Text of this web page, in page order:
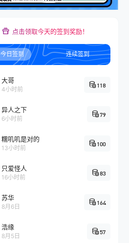
点击领取今天的签到奖励！
今日签到 连续签到
大哥
4小时前
118
异人之下
6小时前
79
糯叽叽是对的
13小时前
100
只爱怪人
16小时前
83
苏华
8月6日
164
浩缘
8月5日
57